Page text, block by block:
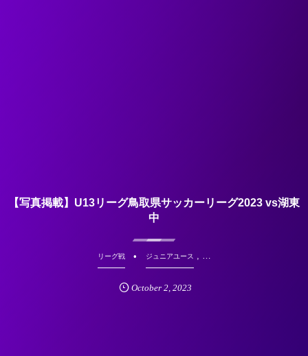
【写真掲載】U13リーグ鳥取県サッカーリーグ2023 vs湖東
中
リーグ戦 ジュニアユース , …
October 2, 2023